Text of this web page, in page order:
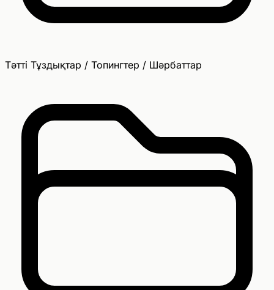
Тәтті Тұздықтар / Топингтер / Шәрбаттар